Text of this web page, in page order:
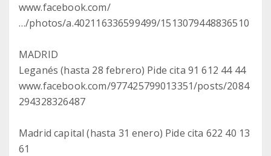
www.facebook.com/
…/photos/a.402116336599499/1513079448836510
MADRID
Leganés (hasta 28 febrero) Pide cita 91 612 44 44
www.facebook.com/977425799013351/posts/2084
294328326487
Madrid capital (hasta 31 enero) Pide cita 622 40 13
61